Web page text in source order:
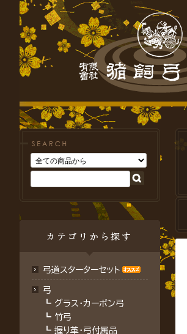
弓道スターターセット
弓
┗ グラス・カーボン弓
┗ 竹弓
┗ 握り革・弓付属品